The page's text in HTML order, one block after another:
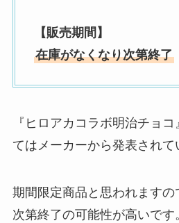
【販売期間】
在庫がなくなり次第終了
『ヒロアカコラボ明治チョ
てはメーカーから発表されて
期間限定商品と思われますの
次第終了の可能性が高いです